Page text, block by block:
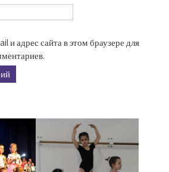
и адрес сайта в этом браузере для